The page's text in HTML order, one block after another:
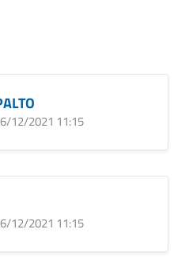
12/2021 11:15
12/2021 11:15